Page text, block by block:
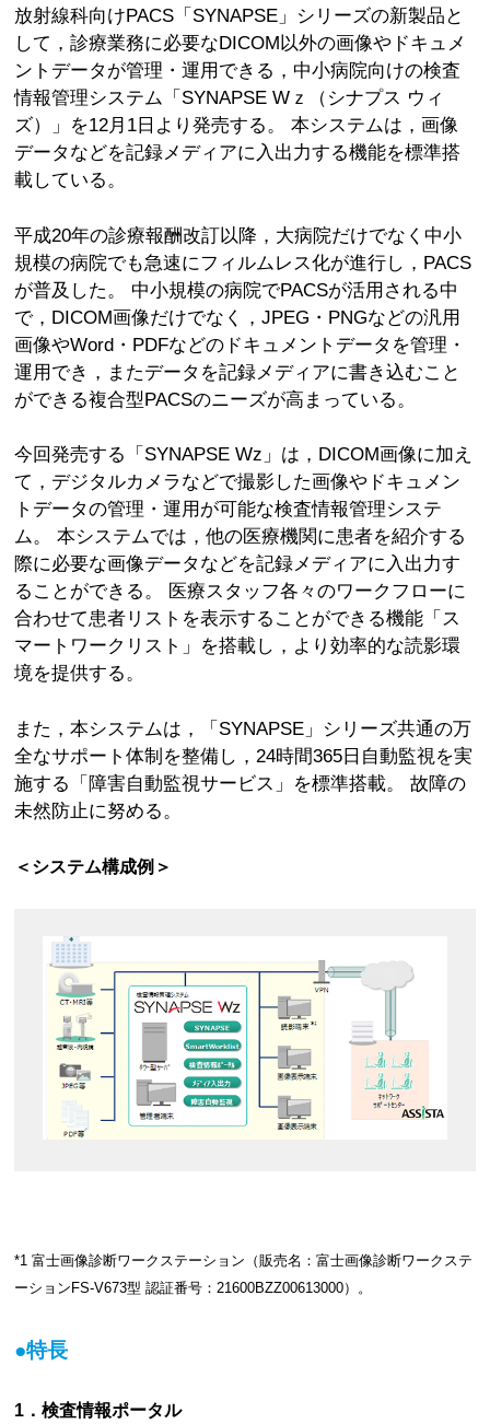
放射線科向けPACS「SYNAPSE」シリーズの新製品と
して，診療業務に必要なDICOM以外の画像やドキュメ
ントデータが管理・運用できる，中小病院向けの検査
情報管理システム「SYNAPSE Wｚ（シナプス ウィ
ズ）」を12月1日より発売する。 本システムは，画像
データなどを記録メディアに入出力する機能を標準搭
載している。
平成20年の診療報酬改訂以降，大病院だけでなく中小
規模の病院でも急速にフィルムレス化が進行し，PACS
が普及した。 中小規模の病院でPACSが活用される中
で，DICOM画像だけでなく，JPEG・PNGなどの汎用
画像やWord・PDFなどのドキュメントデータを管理・
運用でき，またデータを記録メディアに書き込むこと
ができる複合型PACSのニーズが高まっている。
今回発売する「SYNAPSE Wz」は，DICOM画像に加え
て，デジタルカメラなどで撮影した画像やドキュメン
トデータの管理・運用が可能な検査情報管理システ
ム。 本システムでは，他の医療機関に患者を紹介する
際に必要な画像データなどを記録メディアに入出力す
ることができる。 医療スタッフ各々のワークフローに
合わせて患者リストを表示することができる機能「ス
マートワークリスト」を搭載し，より効率的な読影環
境を提供する。
また，本システムは，「SYNAPSE」シリーズ共通の万
全なサポート体制を整備し，24時間365日自動監視を実
施する「障害自動監視サービス」を標準搭載。 故障の
未然防止に努める。
＜システム構成例＞
*1 富士画像診断ワークステーション（販売名：富士画像診断ワークステ
ーションFS-V673型 認証番号：21600BZZ00613000）。
●特長
1．検査情報ポータル